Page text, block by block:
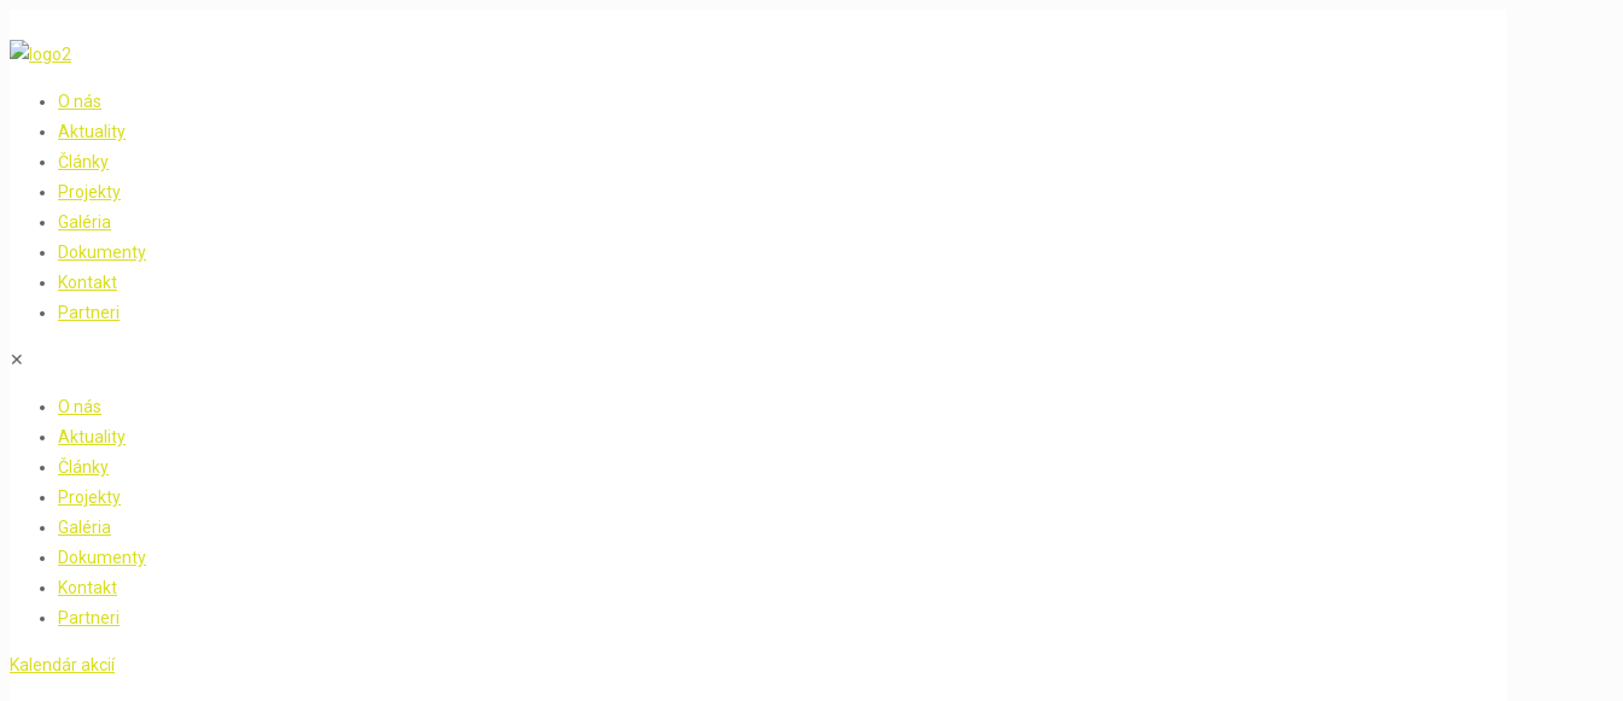
O nás
Aktuality
Články
Projekty
Galéria
Dokumenty
Kontakt
Partneri
✕
O nás
Aktuality
Články
Projekty
Galéria
Dokumenty
Kontakt
Partneri
Kalendár akcií